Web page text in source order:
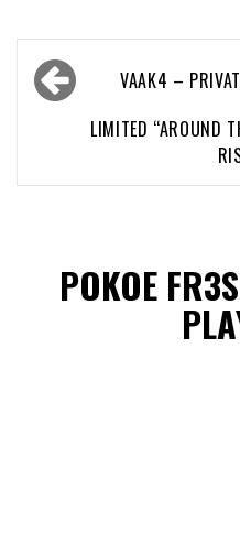
Bericht
navigatieVAAK4 –
LIMITED “AROUND
POKOE